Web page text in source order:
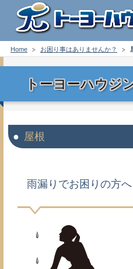
Home お困り事はありませんか？
トーヨーハウジ
屋根
雨漏りでお困りの方へ